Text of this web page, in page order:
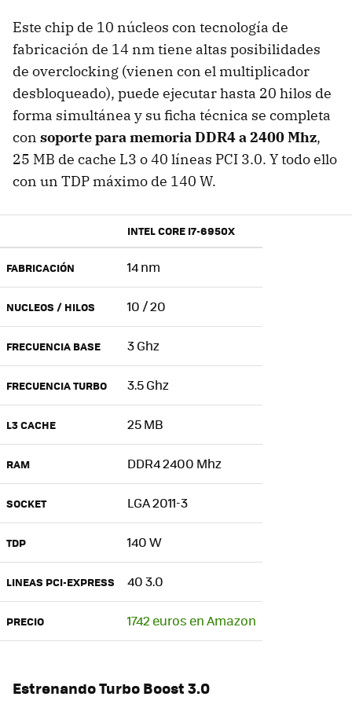
Este chip de 10 núcleos con tecnología de
fabricación de 14 nm tiene altas posibilidades
de overclocking (vienen con el multiplicador
desbloqueado), puede ejecutar hasta 20 hilos de
forma simultánea y su ficha técnica se completa
con soporte para memoria DDR4 a 2400 Mhz,
25 MB de cache L3 o 40 líneas PCI 3.0. Y todo ello
con un TDP máximo de 140 W.
INTEL CORE I7-6950X
FABRICACIÓN 14 nm
NUCLEOS / HILOS 10 / 20
FRECUENCIA BASE 3 Ghz
FRECUENCIA TURBO 3.5 Ghz
L3 CACHE 25 MB
RAM DDR4 2400 Mhz
SOCKET LGA 2011-3
TDP 140 W
LINEAS PCI-EXPRESS 40 3.0
PRECIO 1742 euros en Amazon
Estrenando Turbo Boost 3.0